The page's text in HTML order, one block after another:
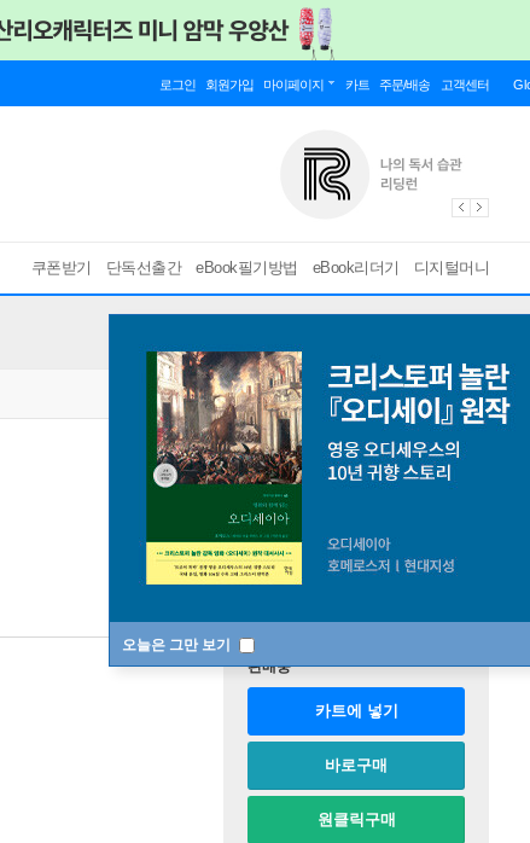
로그인 회원가입 마이페이지 카트 주문/배송 고객센터
쿠폰받기 단독선출간 eBook필기방법 eBook리더기 디지털머니
오늘은 그만 보기
판매중
카트에 넣기
바로구매
원클릭구매